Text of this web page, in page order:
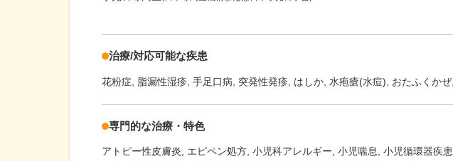
治療/対応可能な疾患
花粉症 脂漏性湿疹 手足口病 突発性発疹 はしか 水疱瘡(水痘) おたふくかぜ
専門的な治療・特色
アトピー性皮膚炎 エピペン処方 小児科アレルギー 小児喘息 小児循環器疾患